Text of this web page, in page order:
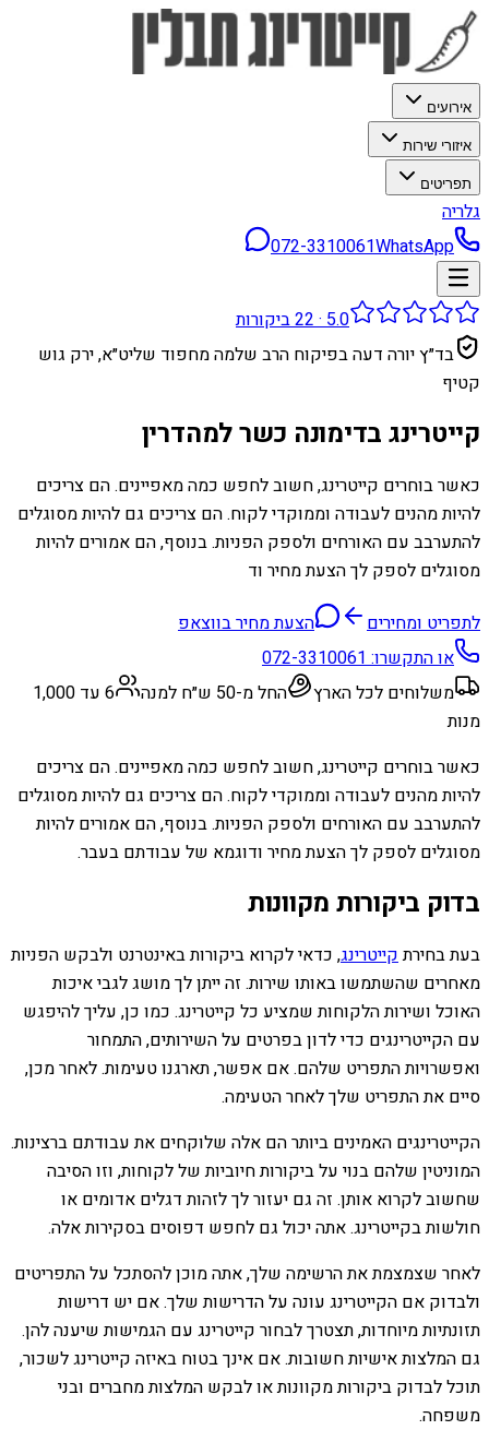
אירועים
איזורי שירות
תפריטים
גלריה
072-3310061WhatsApp
5.0
·
22ביקורות
בד״ץ יורה דעה בפיקוח הרב שלמה מחפוד שליט״א, ירק גוש
קטיף
קייטרינג בדימונה כשר למהדרין
כאשר בוחרים קייטרינג, חשוב לחפש כמה מאפיינים. הם צריכים
להיות מהנים לעבודה וממוקדי לקוח. הם צריכים גם להיות מסוגלים
להתערבב עם האורחים ולספק הפניות. בנוסף, הם אמורים להיות
מסוגלים לספק לך הצעת מחיר וד
לתפריט ומחירים
הצעת מחיר בווצאפ
או התקשרו:072-3310061
משלוחים לכל הארץ
החל מ-50 ש״ח למנה
6 עד 1,000
מנות
כאשר בוחרים קייטרינג, חשוב לחפש כמה מאפיינים. הם צריכים
להיות מהנים לעבודה וממוקדי לקוח. הם צריכים גם להיות מסוגלים
להתערבב עם האורחים ולספק הפניות. בנוסף, הם אמורים להיות
מסוגלים לספק לך הצעת מחיר ודוגמא של עבודתם בעבר.
בדוק ביקורות מקוונות
בעת בחירתקייטרינג, כדאי לקרוא ביקורות באינטרנט ולבקש הפניות
מאחרים שהשתמשו באותו שירות. זה ייתן לך מושג לגבי איכות
האוכל ושירות הלקוחות שמציע כל קייטרינג. כמו כן, עליך להיפגש
עם הקייטרינגים כדי לדון בפרטים על השירותים, התמחור
ואפשרויות התפריט שלהם. אם אפשר, תארגנו טעימות. לאחר מכן,
סיים את התפריט שלך לאחר הטעימה.
הקייטרינגים האמינים ביותר הם אלה שלוקחים את עבודתם ברצינות.
המוניטין שלהם בנוי על ביקורות חיוביות של לקוחות, וזו הסיבה
שחשוב לקרוא אותן. זה גם יעזור לך לזהות דגלים אדומים או
חולשות בקייטרינג. אתה יכול גם לחפש דפוסים בסקירות אלה.
לאחר שצמצמת את הרשימה שלך, אתה מוכן להסתכל על התפריטים
ולבדוק אם הקייטרינג עונה על הדרישות שלך. אם יש דרישות
תזונתיות מיוחדות, תצטרך לבחור קייטרינג עם הגמישות שיענה להן.
גם המלצות אישיות חשובות. אם אינך בטוח באיזה קייטרינג לשכור,
תוכל לבדוק ביקורות מקוונות או לבקש המלצות מחברים ובני
משפחה.